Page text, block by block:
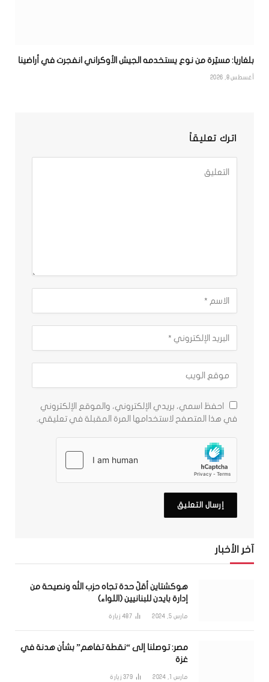
بلغاريا: مسيّرة من نوع يستخدمه الجيش الأوكراني انفجرت في أراضينا
أغسطس 8, 2026
اترك تعليقاً
احفظ اسمي، بريدي الإلكتروني، والموقع الإلكتروني
في هذا المتصفح لاستخدامها المرة المقبلة في تعليقي.
آخر الأخبار
هوكشتاين أقلّ حدة تجاه حزب الله ونصيحة من
إدارة بايدن للبنانيين (اللواء)
مارس 5, 2024 487 زيارة
مصر: توصلنا إلى “نقطة تفاهم” بشأن هدنة في
غزة
مارس 1, 2024 379 زيارة